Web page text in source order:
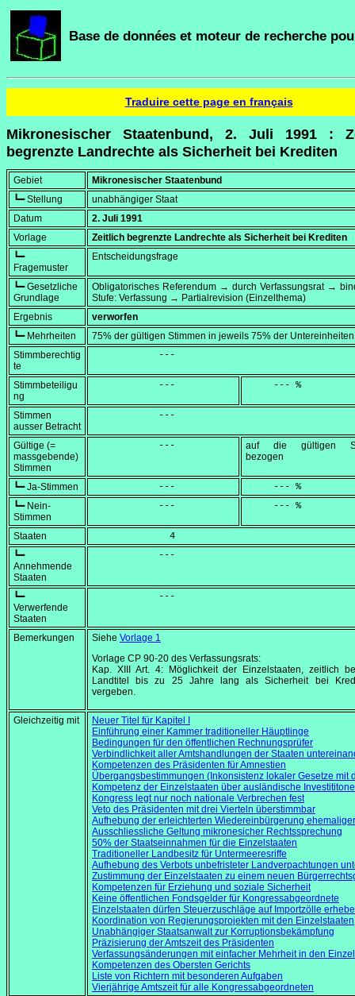
Base de données et moteur de recherche
Traduire cette page en français
Mikronesischer Staatenbund, 2. Juli 1991 :
begrenzte Landrechte als Sicherheit bei Krediten
Gebiet
Mikronesischer Staatenbund
┗━ Stellung
unabhängiger Staat
Datum
2. Juli 1991
Vorlage
Zeitlich begrenzte Landrechte als Sicherheit bei Krediten
┗━
Fragemuster
Entscheidungsfrage
┗━ Gesetzliche
Grundlage
Obligatorisches Referendum → durch Verfassungsrat →
Stufe: Verfassung → Partialrevision (Einzelthema)
Ergebnis
verworfen
┗━ Mehrheiten
75% der gültigen Stimmen in jeweils 75% der Untereinheiten
Stimmberechtig
te
            ---
Stimmbeteiligu
ng
            ---
     --- %
Stimmen
ausser Betracht
            ---
Gültige (=
massgebende)
Stimmen
            ---
auf die gültigen
bezogen
┗━ Ja-Stimmen
            ---
     --- %
┗━ Nein-
Stimmen
            ---
     --- %
Staaten
              4
┗━
Annehmende
Staaten
            ---
┗━
Verwerfende
Staaten
            ---
Bemerkungen Siehe Vorlage 1
Vorlage CP 90-20 des Verfassungsrats:
Kap. XIII Art. 4: Möglichkeit der Einzelstaaten, zeitlich
Landtitel bis zu 25 Jahre lang als Sicherheit bei
vergeben.
Gleichzeitig mit
Neuer Titel für Kapitel I
Einführung einer Kammer traditioneller Häuptlinge
Bedingungen für den öffentlichen Rechnungsprüfer
Verbindlichkeit aller Amtshandlungen der Staaten
Kompetenzen des Präsidenten für Amnestien
Übergangsbestimmungen (Inkonsistenz lokaler Gesetze mit
Kompetenz der Einzelstaaten über ausländische
Kongress legt nur noch nationale Verbrechen fest
Veto des Präsidenten mit drei Vierteln überstimmbar
Aufhebung der erleichterten Wiedereinbürgerung
Ausschliessliche Geltung mikronesicher Rechtssprechung
50% der Staatseinnahmen für die Einzelstaaten
Traditioneller Landbesitz für Untermeeresriffe
Aufhebung des Verbots unbefristeter Landverpachtungen
Zustimmung der Einzelstaaten zu einem neuen
Kompetenzen für Erziehung und soziale Sicherheit
Keine öffentlichen Fondsgelder für Kongressabgeordnete
Einzelstaaten dürfen Steuerzuschläge auf Importzölle
Koordination von Regierungsprojekten mit den Einzelstaaten
Unabhängiger Staatsanwalt zur Korruptionsbekämpfung
Präzisierung der Amtszeit des Präsidenten
Verfassungsänderungen mit einfacher Mehrheit in den
Kompetenzen des Obersten Gerichts
Liste von Richtern mit besonderen Aufgaben
Vierjährige Amtszeit für alle Kongressabgeordneten